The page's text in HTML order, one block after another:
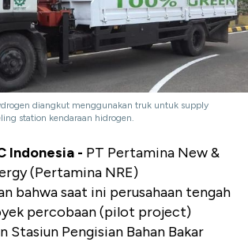
diangkut menggunakan truk untuk supply
station kendaraan hidrogen.
Indonesia - PT Pertamina New &
(Pertamina NRE)
bahwa saat ini perusahaan tengah
percobaan (pilot project)
Stasiun Pengisian Bahan Bakar